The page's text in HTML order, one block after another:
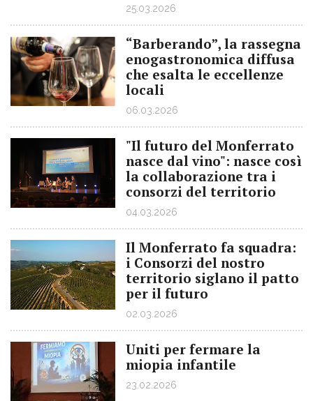
25.03.2026
“Barberando”, la rassegna
enogastronomica diffusa
che esalta le eccellenze
locali
06.03.2026
"Il futuro del Monferrato
nasce dal vino": nasce così
la collaborazione tra i
consorzi del territorio
04.03.2026
Il Monferrato fa squadra:
i Consorzi del nostro
territorio siglano il patto
per il futuro
02.03.2026
Uniti per fermare la
miopia infantile
23.02.2026